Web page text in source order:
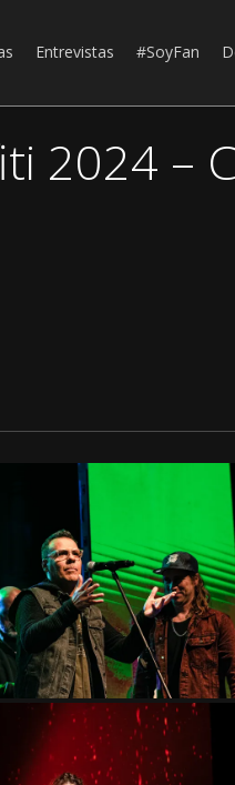
Entrevistas #SoyFan
2024 –